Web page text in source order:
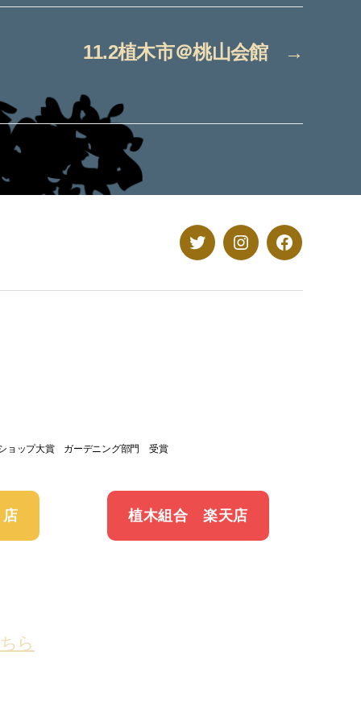
→
11.2植木市＠桃山会館
TwitterInstagramFacebook
ョップ大賞 ガーデニング部門 受賞
植木組合 楽天店
ら